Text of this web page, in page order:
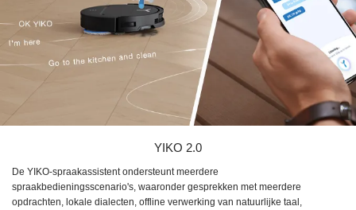
YIKO 2.0
De YIKO-spraakassistent ondersteunt meerdere
spraakbedieningsscenario's, waaronder gesprekken met meerdere
opdrachten, lokale dialecten, offline verwerking van natuurlijke taal,